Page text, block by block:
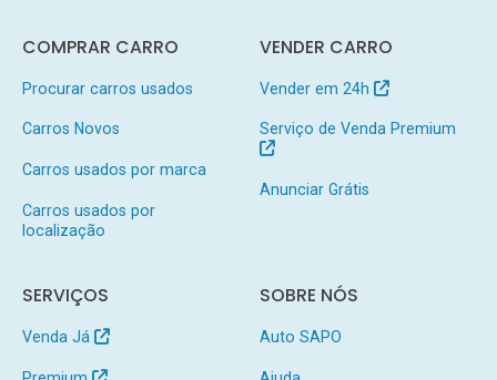
COMPRAR CARRO
Procurar carros usados
Carros Novos
Carros usados por marca
Carros usados por
localização
VENDER CARRO
Vender em 24h
Serviço de Venda Premium
Anunciar Grátis
SERVIÇOS
Venda Já
SOBRE NÓS
Auto SAPO